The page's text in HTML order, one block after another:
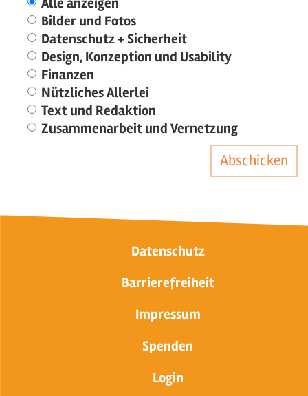
Bilder und Fotos
Datenschutz + Sicherheit
Design, Konzeption und Usability
Finanzen
Nützliches Allerlei
Text und Redaktion
Zusammenarbeit und Vernetzung
Abschicken
Datenschutz
Barrierefreiheit
Impressum
Spenden
Login